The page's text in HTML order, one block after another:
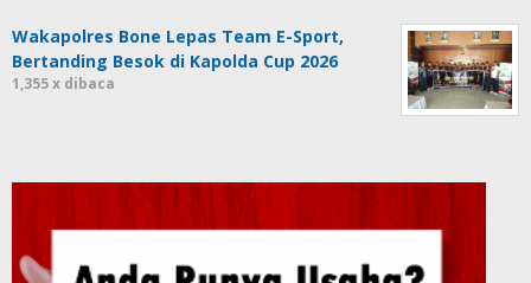
Wakapolres Bone Lepas Team E-Sport,
Bertanding Besok di Kapolda Cup 2026
1,355 x dibaca